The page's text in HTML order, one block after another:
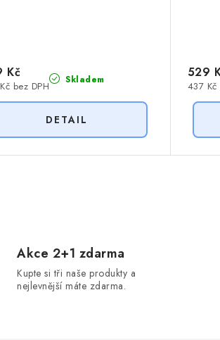
Skladem
bez DPH
Kč
437 Kč
529
Akce 2+1 zdarma
Kupte si tři naše produkty a
nejlevnější máte zdarma.